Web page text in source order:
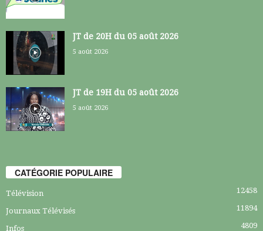
JT de 20H du 05 août 2026
5 août 2026
JT de 19H du 05 août 2026
5 août 2026
CATÉGORIE POPULAIRE
Télévision 12458
Journaux Télévisés 11894
Infos 4809